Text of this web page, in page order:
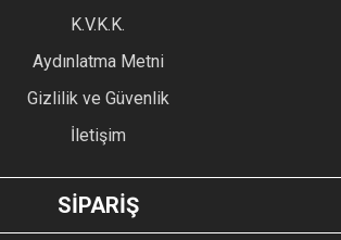
diğer sitelerden daha pahalı.
GÖNDER
K.V.K.K.
Aydınlatma Metni
Gizlilik ve Güvenlik
İletişim
SİPARİŞ